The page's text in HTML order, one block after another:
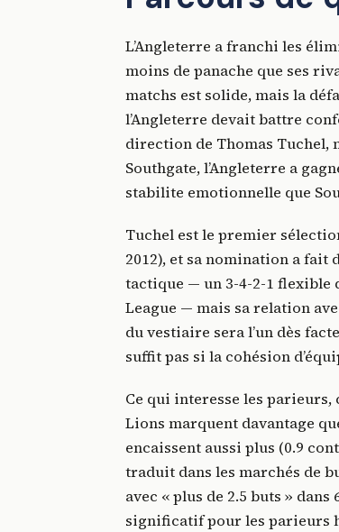
L’Angleterre a franchi les
moins de panache que ses
matchs est solide, mais la
l’Angleterre devait battre
direction de Thomas Tuchel,
Southgate, l’Angleterre a
stabilite emotionnelle que
Tuchel est le premier
2012), et sa nomination a fait
tactique — un 3-4-2-1 flexible
League — mais sa relation
du vestiaire sera l’un dès
suffit pas si la cohésion
Ce qui interesse les parieurs,
Lions marquent davantage
encaissent aussi plus (0.9
traduit dans les marchés de
avec « plus de 2.5 buts »
significatif pour les parieurs